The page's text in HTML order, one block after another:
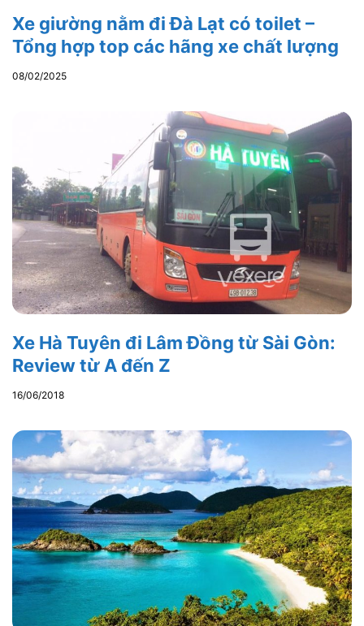
Xe giường nằm đi Đà Lạt có toilet –
Tổng hợp top các hãng xe chất lượng
08/02/2025
Xe Hà Tuyên đi Lâm Đồng từ Sài Gòn:
Review từ A đến Z
16/06/2018